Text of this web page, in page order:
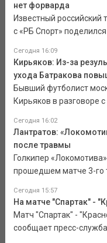
нет форварда
Известный российский
с «РБ Спорт» поделился
Сегодня 16:09
Кирьяков: Из-за
ухода Батракова
Бывший футболист
Кирьяков в разговоре с
Сегодня 16:02
Лантратов:
после травмы
Голкипер
прошедшем матче 3-го
Сегодня 15:57
На матче "Спартак" -
Матч "Спартак" -
сообщает пресс-служба